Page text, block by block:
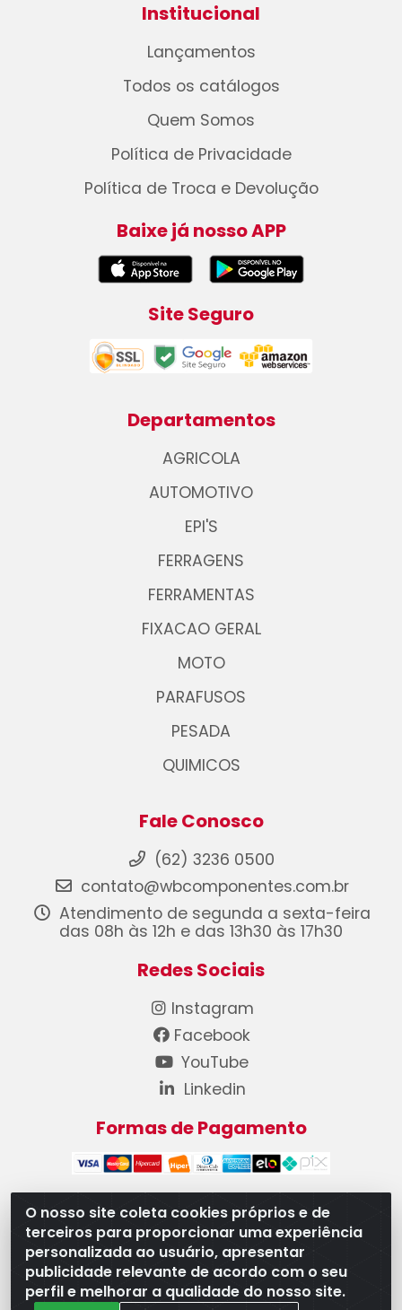
O nosso site coleta cookies próprios e de
terceiros para proporcionar uma experiência
personalizada ao usuário, apresentar
publicidade relevante de acordo com o seu
perfil e melhorar a qualidade do nosso site.
Institucional
Lançamentos
Todos os catálogos
Quem Somos
Política de Privacidade
Política de Troca e Devolução
Baixe já nosso APP
Site Seguro
Departamentos
AGRICOLA
AUTOMOTIVO
EPI'S
FERRAGENS
FERRAMENTAS
FIXACAO GERAL
MOTO
PARAFUSOS
PESADA
QUIMICOS
Fale Conosco
(62) 3236 0500
contato@wbcomponentes.com.br
Atendimento de segunda a sexta-feira
das 08h às 12h e das 13h30 às 17h30
Redes Sociais
Instagram
Facebook
YouTube
Linkedin
Formas de Pagamento
WB Componentes Automotivos LTDA - CNPJ
08.528.393/0001-12 - Rua do Níquel, 667 - Parque
Oeste Industrial, Goiânia/GO - CEP 74375-660